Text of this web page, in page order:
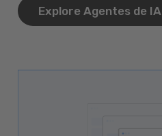
Explore Agentes de IA